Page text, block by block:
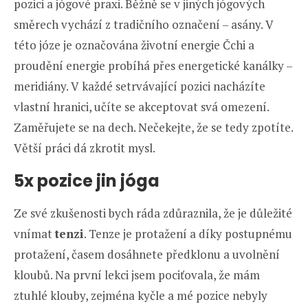
pozici a jógové praxi. Běžně se v jiných jógových
směrech vychází z tradičního označení – asány. V
této józe je označována životní energie Čchi a
proudění energie probíhá přes energetické kanálky –
meridiány. V každé setrvávající pozici nacházíte
vlastní hranici, učíte se akceptovat svá omezení.
Zaměřujete se na dech. Nečekejte, že se tedy zpotíte.
Větší práci dá zkrotit mysl.
5x pozice jin jóga
Ze své zkušenosti bych ráda zdůraznila, že je důležité
vnímattenzi. Tenze je protažení a díky postupnému
protažení, časem dosáhnete předklonu a uvolnění
kloubů. Na první lekci jsem pociťovala, že mám
ztuhlé klouby, zejména kyčle a mé pozice nebyly